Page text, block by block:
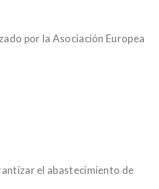
por la Asociación Europea
el abastecimiento de